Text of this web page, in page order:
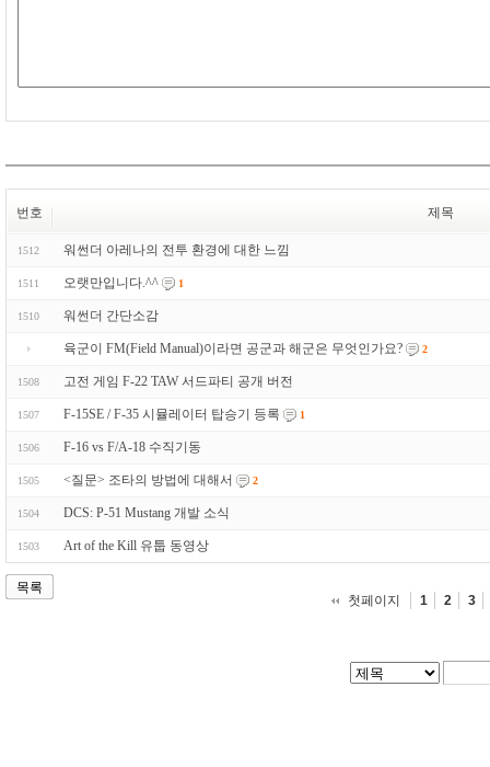
번호 제목
1512 워썬더 아레나의 전투 환경에 대한 느낌
1511 오랫만입니다.^^ 1
1510 워썬더 간단소감
육군이 FM(Field Manual)이라면 공군과 해군은 무엇인가요? 2
1508 고전 게임 F-22 TAW 서드파티 공개 버전
1507 F-15SE / F-35 시뮬레이터 탑승기 등록 1
1506 F-16 vs F/A-18 수직기동
1505 <질문> 조타의 방법에 대해서 2
1504 DCS: P-51 Mustang 개발 소식
1503 Art of the Kill 유툽 동영상
목록
첫페이지
1 2 3